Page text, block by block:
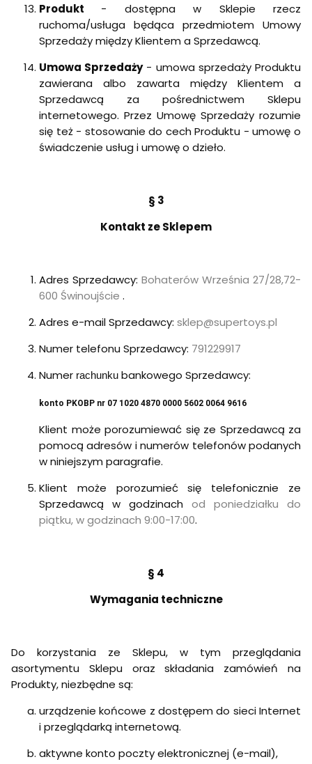
Produkt - dostępna w Sklepie rzecz
ruchoma/usługa będąca przedmiotem Umowy
Sprzedaży między Klientem a Sprzedawcą.
Umowa Sprzedaży- umowa sprzedaży Produktu
zawierana albo zawarta między Klientem a
Sprzedawcą za pośrednictwem Sklepu
internetowego. Przez Umowę Sprzedaży rozumie
się też - stosowanie do cech Produktu - umowę o
świadczenie usług i umowę o dzieło.
§ 3
Kontakt ze Sklepem
Adres Sprzedawcy: Bohaterów Września 27/28,72-
600 Świnoujście .
Adres e-mail Sprzedawcy: sklep@supertoys.pl
Numer telefonu Sprzedawcy: 791229917
Numer rachunku bankowego Sprzedawcy:
konto PKOBP nr 07 1020 4870 0000 5602 0064 9616
Klient może porozumiewać się ze Sprzedawcą za
pomocą adresów i numerów telefonów podanych
w niniejszym paragrafie.
Klient może porozumieć się telefonicznie ze
Sprzedawcą w godzinach od poniedziałku do
piątku, w godzinach 9:00-17:00.
§ 4
Wymagania techniczne
Do korzystania ze Sklepu, w tym przeglądania
asortymentu Sklepu oraz składania zamówień na
Produkty, niezbędne są:
urządzenie końcowe z dostępem do sieci Internet
i przeglądarką internetową.
aktywne konto poczty elektronicznej (e-mail),